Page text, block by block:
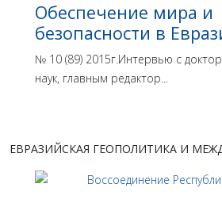
Обеспечение мира и
безопасности в
№ 10 (89) 2015г.Интервью с
наук, главным редактор...
ЕВРАЗИЙСКАЯ ГЕОПОЛИТИКА И